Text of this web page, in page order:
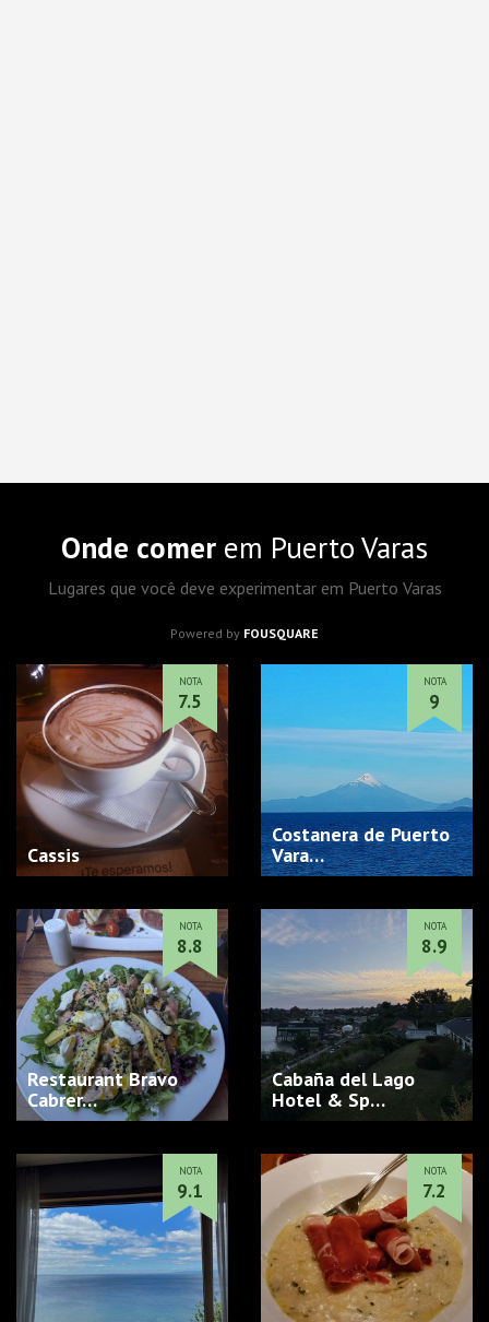
Onde comer em Puerto Varas
Lugares que você deve experimentar em Puerto Varas
Powered by FOUSQUARE
Cassis
NOTA
7.5
Costanera de Puerto
Vara…
NOTA
9
Restaurant Bravo
Cabrer…
NOTA
8.8
Cabaña del Lago
Hotel & Sp…
NOTA
8.9
NOTA
9.1
NOTA
7.2